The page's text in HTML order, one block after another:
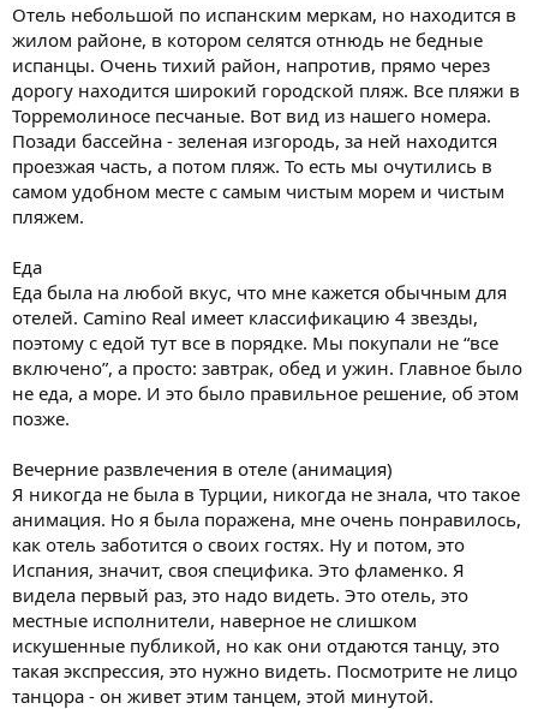
Отель небольшой по испанским меркам, но находится в
жилом районе, в котором селятся отнюдь не бедные
испанцы. Очень тихий район, напротив, прямо через
дорогу находится широкий городской пляж. Все пляжи в
Торремолиносе песчаные. Вот вид из нашего номера.
Позади бассейна - зеленая изгородь, за ней находится
проезжая часть, а потом пляж. То есть мы очутились в
самом удобном месте с самым чистым морем и чистым
пляжем.
Еда
Еда была на любой вкус, что мне кажется обычным для
отелей. Camino Real имеет классификацию 4 звезды,
поэтому с едой тут все в порядке. Мы покупали не “все
включено”, а просто: завтрак, обед и ужин. Главное было
не еда, а море. И это было правильное решение, об этом
позже.
Вечерние развлечения в отеле (анимация)
Я никогда не была в Турции, никогда не знала, что такое
анимация. Но я была поражена, мне очень понравилось,
как отель заботится о своих гостях. Ну и потом, это
Испания, значит, своя специфика. Это фламенко. Я
видела первый раз, это надо видеть. Это отель, это
местные исполнители, наверное не слишком
искушенные публикой, но как они отдаются танцу, это
такая экспрессия, это нужно видеть. Посмотрите не лицо
танцора - он живет этим танцем, этой минутой.